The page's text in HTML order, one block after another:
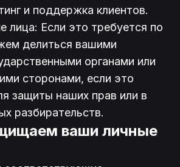
и поддержка клиентов.
делиться вашими
органами или
сторонами, если это
защиты наших прав или в
ваши личные